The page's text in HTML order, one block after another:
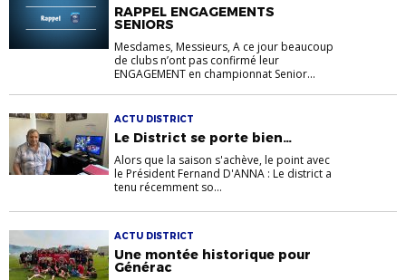
RAPPEL ENGAGEMENTS
SENIORS
Mesdames, Messieurs, A ce jour beaucoup
de clubs n’ont pas confirmé leur
ENGAGEMENT en championnat Senior...
ACTU DISTRICT
Le District se porte bien…
Alors que la saison s'achève, le point avec
le Président Fernand D'ANNA : Le district a
tenu récemment so...
ACTU DISTRICT
Une montée historique pour
Générac